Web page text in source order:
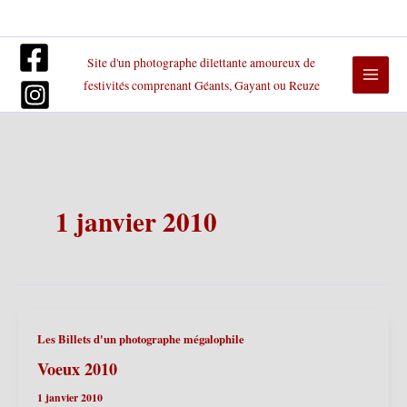
contenu
Site d'un photographe dilettante amoureux de
festivités comprenant Géants, Gayant ou Reuze
1 janvier 2010
Les Billets d'un photographe mégalophile
Voeux 2010
1 janvier 2010